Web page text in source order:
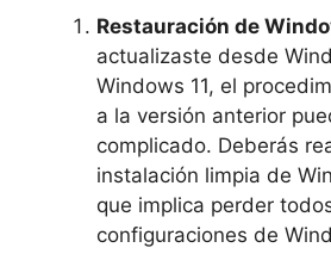
Restauración de
actualizaste desde
Windows 11, el
a la versión anterior
complicado. Deberás
instalación limpia de
que implica perder
configuraciones de